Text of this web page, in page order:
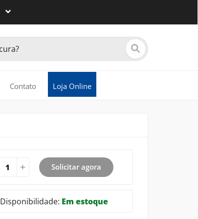
Contato Loja Online
Solicitar agora
Disponibilidade: Em estoque